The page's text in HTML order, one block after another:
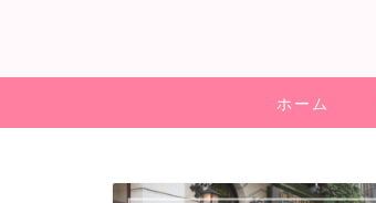
ホーム